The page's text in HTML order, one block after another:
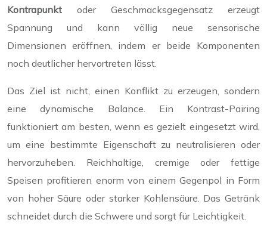
Kontrapunkt oder Geschmacksgegensatz erzeugt
Spannung und kann völlig neue sensorische
Dimensionen eröffnen, indem er beide Komponenten
noch deutlicher hervortreten lässt.
Das Ziel ist nicht, einen Konflikt zu erzeugen, sondern
eine dynamische Balance. Ein Kontrast-Pairing
funktioniert am besten, wenn es gezielt eingesetzt wird,
um eine bestimmte Eigenschaft zu neutralisieren oder
hervorzuheben. Reichhaltige, cremige oder fettige
Speisen profitieren enorm von einem Gegenpol in Form
von hoher Säure oder starker Kohlensäure. Das Getränk
schneidet durch die Schwere und sorgt für Leichtigkeit.